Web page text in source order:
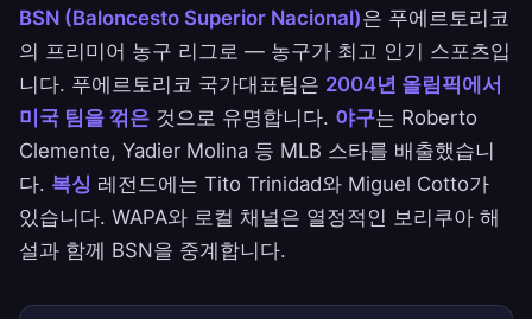
BSN (Baloncesto Superior Nacional)은 푸에르토리코
의 프리미어 농구 리그로 — 농구가 최고 인기 스포츠입
니다. 푸에르토리코 국가대표팀은 2004년 올림픽에서
미국 팀을 꺾은 것으로 유명합니다. 야구는 Roberto
Clemente, Yadier Molina 등 MLB 스타를 배출했습니
다. 복싱 레전드에는 Tito Trinidad와 Miguel Cotto가
있습니다. WAPA와 로컬 채널은 열정적인 보리쿠아 해
설과 함께 BSN을 중계합니다.